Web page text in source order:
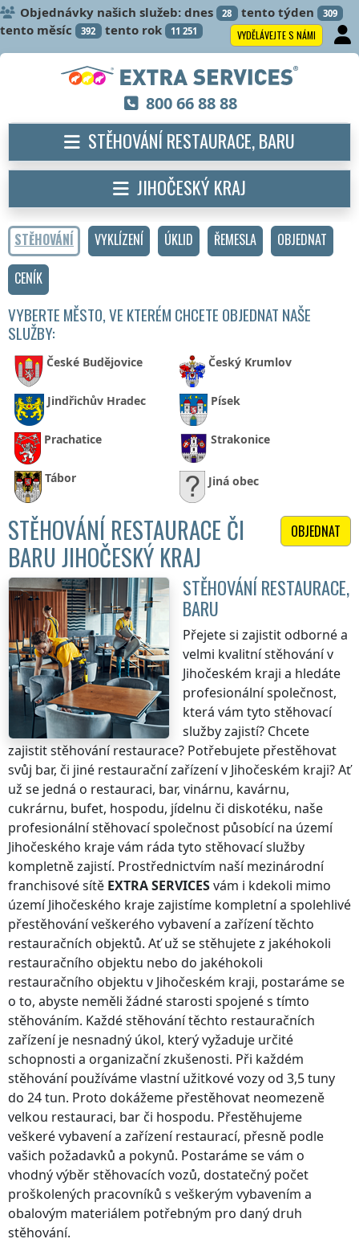
Objednávky našich služeb: dnes 28 tento týden 309
tento měsíc 392 tento rok 11 251 VYDĚLÁVEJTE S NÁMI
STĚHOVÁNÍ VYKLÍZENÍ ÚKLID ŘEMESLA
OBJEDNAT
CENÍK
VYBERTE MĚSTO, VE KTERÉM CHCETE OBJEDNAT NAŠE
SLUŽBY:
České Budějovice Český Krumlov
Jindřichův Hradec Písek
Prachatice Strakonice
Tábor Jiná obec
OBJEDNAT
STĚHOVÁNÍ RESTAURACE ČI
BARU JIHOČESKÝ KRAJ
STĚHOVÁNÍ RESTAURACE,
BARU
Přejete si zajistit odborné a
velmi kvalitní stěhovánív
Jihočeském kraji a hledáte
profesionální společnost,
která vám tyto stěhovací
služby zajistí? Chcete
zajistit stěhování restaurace? Potřebujete přestěhovat
svůj bar, či jiné restaurační zařízenív Jihočeském kraji? Ať
už se jedná o restauraci, bar, vinárnu, kavárnu,
cukrárnu, bufet, hospodu, jídelnu či diskotéku, naše
profesionální stěhovací společnost působící na území
Jihočeského krajevám ráda tyto stěhovací služby
kompletně zajistí. Prostřednictvím naší mezinárodní
franchisové sítě EXTRA SERVICESvám i kdekoli mimo
území Jihočeského krajezajistíme kompletní a spolehlivé
přestěhování veškerého vybavení a zařízení těchto
restauračních objektů. Ať už se stěhujete z jakéhokoli
restauračního objektu nebo do jakéhokoli
restauračního objektu v Jihočeském kraji, postaráme se
o to, abyste neměli žádné starosti spojené s tímto
stěhováním. Každé stěhování těchto restauračních
zařízení je nesnadný úkol, který vyžaduje určité
schopnosti a organizační zkušenosti. Při každém
stěhování používáme vlastní užitkové vozy od 3,5 tuny
do 24 tun. Proto dokážeme přestěhovat neomezeně
velkou restauraci, bar či hospodu. Přestěhujeme
veškeré vybavení a zařízení restaurací, přesně podle
vašich požadavků a pokynů. Postaráme se vám o
vhodný výběr stěhovacích vozů, dostatečný počet
proškolených pracovníků s veškerým vybavením a
obalovým materiálem potřebným pro daný druh
stěhování.
800 66 88 88
STĚHOVÁNÍ RESTAURACE, BARU
JIHOČESKÝ KRAJ